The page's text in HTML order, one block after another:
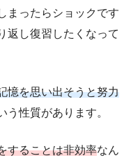
まったらショックです
返し復習したくなって
憶を思い出そうと努力
う性質があります。
することは非効率なん